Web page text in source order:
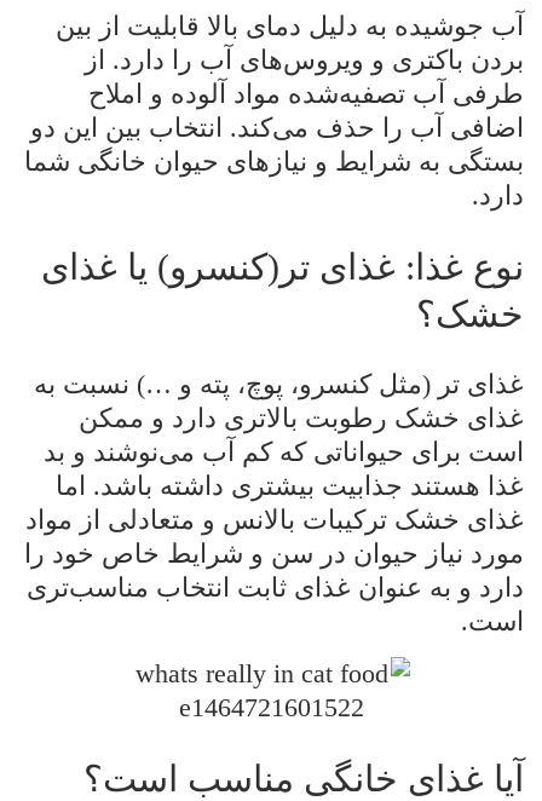
آب جوشیده به دلیل دمای بالا قابلیت از بین
بردن باکتری و ویروس‌های آب را دارد. از
طرفی آب تصفیه‌شده مواد آلوده و املاح
اضافی آب را حذف می‌کند. انتخاب بین این دو
بستگی به شرایط و نیازهای حیوان خانگی شما
دارد.
نوع غذا: غذای تر(کنسرو) یا غذای
خشک؟
غذای تر (مثل کنسرو، پوچ، پته و …) نسبت به
غذای خشک رطوبت بالاتری دارد و ممکن
است برای حیواناتی که کم آب می‌نوشند و بد
غذا هستند جذابیت بیشتری داشته باشد. اما
غذای خشک ترکیبات بالانس و متعادلی از مواد
مورد نیاز حیوان در سن و شرایط خاص خود را
دارد و به عنوان غذای ثابت انتخاب مناسب‌تری
است.
آیا غذای خانگی مناسب است؟